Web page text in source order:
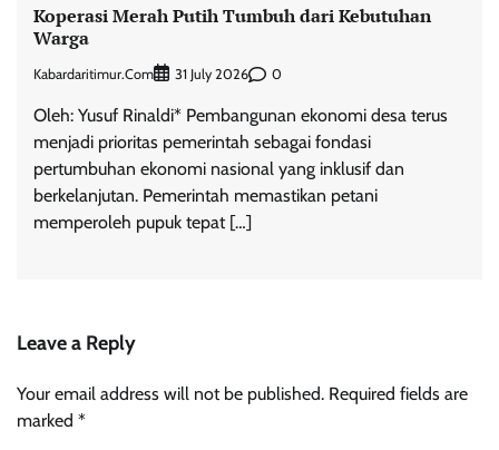
Koperasi Merah Putih Tumbuh dari Kebutuhan
Warga
Kabardaritimur.com 31 July 2026 0
Oleh: Yusuf Rinaldi* Pembangunan ekonomi desa terus
menjadi prioritas pemerintah sebagai fondasi
pertumbuhan ekonomi nasional yang inklusif dan
berkelanjutan. Pemerintah memastikan petani
memperoleh pupuk tepat […]
Leave a Reply
Your email address will not be published. Required fields are
marked *